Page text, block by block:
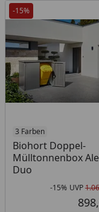
-15%
3 Farben
Biohort Doppel-
Mülltonnenbox
Duo
-15% UVP